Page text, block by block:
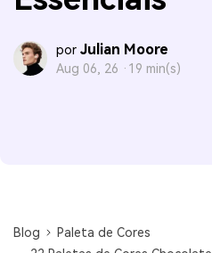
por Julian Moore
Aug 06, 26 · 19 min(s)
Blog
Paleta de Cores